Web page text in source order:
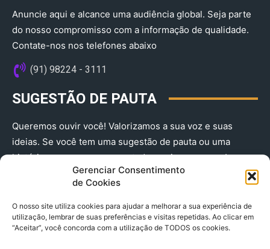
Gerenciar Consentimento
de Cookies
O nosso site utiliza cookies para ajudar a melhorar a sua experiência de
utilização, lembrar de suas preferências e visitas repetidas. Ao clicar em
“Aceitar”, você concorda com a utilização de TODOS os cookies.
Anuncie aqui e alcance uma audiência global. Seja parte
do nosso compromisso com a informação de qualidade.
Contate-nos nos telefones abaixo
(91) 98224 - 3111
SUGESTÃO DE PAUTA
Queremos ouvir você! Valorizamos a sua voz e suas
ideias. Se você tem uma sugestão de pauta ou uma
história que merece ser contada, envie-nos agora!
(91) 98224 - 3111